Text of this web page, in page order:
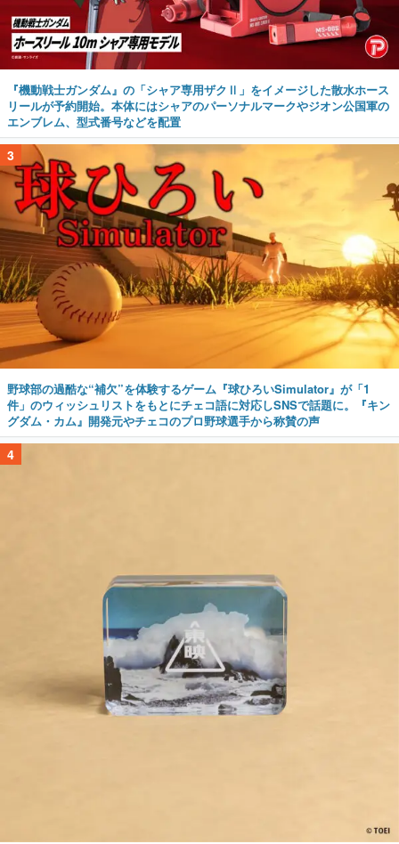
『機動戦士ガンダム』の「シャア専用ザクⅡ」をイメージした散水ホース
リールが予約開始。本体にはシャアのパーソナルマークやジオン公国軍の
エンブレム、型式番号などを配置
3
野球部の過酷な“補欠”を体験するゲーム『球ひろいSimulator』が「1
件」のウィッシュリストをもとにチェコ語に対応しSNSで話題に。『キン
グダム・カム』開発元やチェコのプロ野球選手から称賛の声
4